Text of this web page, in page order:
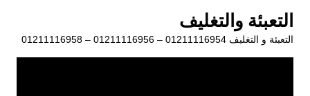
المحتوى
التعبئة والتغليف
التعبئة و التغليف 01211116954 – 01211116956 – 01211116958